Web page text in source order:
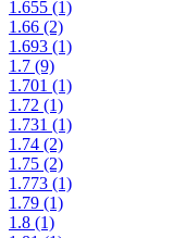
1.655 (1)
1.66 (2)
1.693 (1)
1.7 (9)
1.701 (1)
1.72 (1)
1.731 (1)
1.74 (2)
1.75 (2)
1.773 (1)
1.79 (1)
1.8 (1)